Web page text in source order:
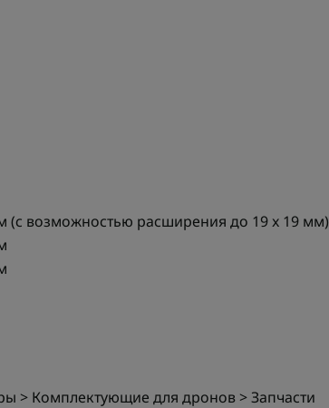
(с возможностью расширения до 19 x 19 мм)
> Комплектующие для дронов > Запчасти